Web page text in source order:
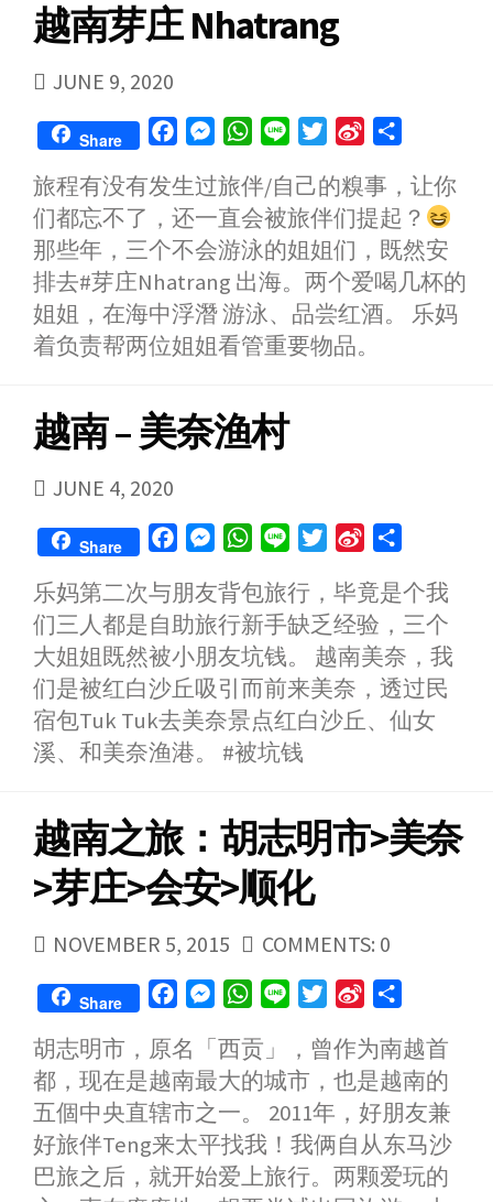
越南芽庄 Nhatrang
PUBLISHED
DATE
JUNE 9, 2020
Share
c
e
b
o
o
k
s
s
e
n
g
e
r
W
a
t
s
A
p
p
n
e
i
t
t
e
r
n
a
e
i
b
e
旅程有没有发生过旅伴/自己的糗事，让你
们都忘不了，还一直会被旅伴们提起？
那些年，三个不会游泳的姐姐们，既然安
排去#芽庄Nhatrang 出海。两个爱喝几杯的
姐姐，在海中浮潛 游泳、品尝红酒。 乐妈
着负责帮两位姐姐看管重要物品。
越南 – 美奈渔村
PUBLISHED
DATE
JUNE 4, 2020
Share
c
e
b
o
o
k
s
s
e
n
g
e
W
a
t
s
A
p
p
n
e
t
t
e
r
n
a
W
b
a
r
e
乐妈第二次与朋友背包旅行，毕竟是个我
们三人都是自助旅行新手缺乏经验，三个
大姐姐既然被小朋友坑钱。 越南美奈，我
们是被红白沙丘吸引而前来美奈，透过民
宿包Tuk Tuk去美奈景点红白沙丘、仙女
溪、和美奈渔港。 #被坑钱
越南之旅：胡志明市>美奈
>芽庄>会安>顺化
PUBLISHED
DATE
NOVEMBER 5, 2015 COMMENTS: 0
Share
c
e
b
o
o
k
s
s
e
n
g
e
W
a
t
A
p
p
n
e
i
t
t
e
n
a
W
e
i
b
a
r
e
胡志明市，原名「西贡」，曾作为南越首
都，现在是越南最大的城市，也是越南的
五個中央直辖市之一。 2011年，好朋友兼
好旅伴Teng来太平找我！我俩自从东马沙
巴旅之后，就开始爱上旅行。两颗爱玩的